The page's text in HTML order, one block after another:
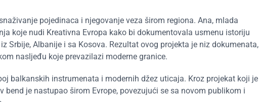
pojedinaca i njegovanje veza širom regiona. Ana, mlada
koje nudi Kreativna Evropa kako bi dokumentovala usmenu istoriju
Srbije, Albanije i sa Kosova. Rezultat ovog projekta je niz dokumenata,
nasljeđu koje prevazilazi moderne granice.
balkanskih instrumenata i modernih džez uticaja. Kroz projekat koji je
bend je nastupao širom Evrope, povezujući se sa novom publikom i